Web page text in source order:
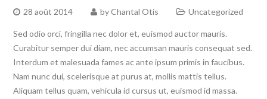
28 août 2014 byChantal Otis Uncategorized
Sed odio orci, fringilla nec dolor et, euismod auctor mauris.
Curabitur semper dui diam, nec accumsan mauris consequat sed.
Interdum et malesuada fames ac ante ipsum primis in faucibus.
Nam nunc dui, scelerisque at purus at, mollis mattis tellus.
Aliquam tellus quam, vehicula id cursus ut, euismod id massa.